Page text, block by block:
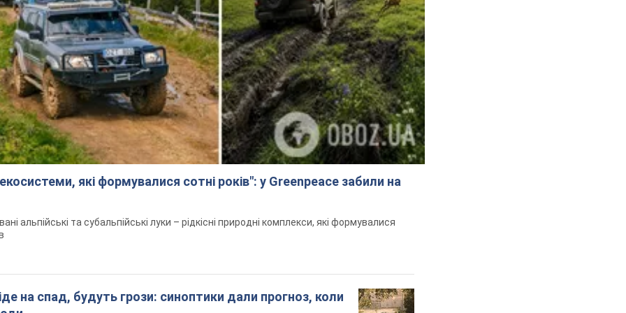
які формувалися сотні років": у Greenpeace забили на
альпійські та субальпійські луки – рідкісні природні комплекси, які формувалися
на спад, будуть грози: синоптики дали прогноз, коли